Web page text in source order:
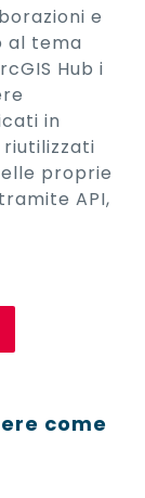
e
al tema
Hub i
in
proprie
API,
come